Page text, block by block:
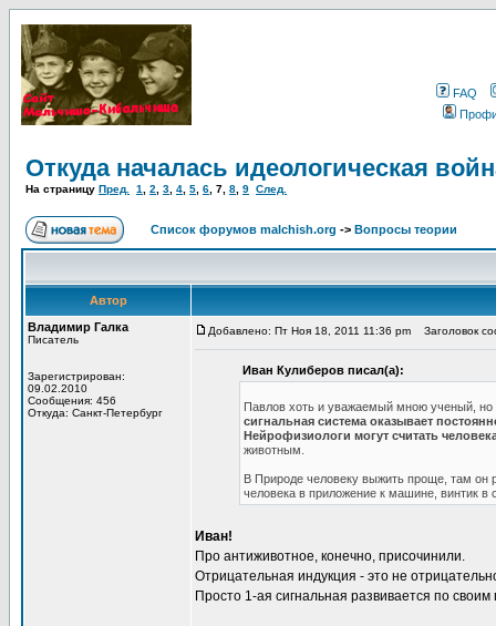
FAQ
Откуда началась идеологическая
На страницу Пред. 1 2 3 4 5 6 7 8 9 След.
Список форумов malchish.org -> Вопросы теории
Автор
Владимир Галка
Писатель
Зарегистрирован:
09.02.2010
Сообщения: 456
Откуда: Санкт-Петербург
Добавлено: Пт Ноя 18, 2011 11:36 pm Заголовок
Иван Кулиберов писал(а):
Павлов хоть и уважаемый мною ученый,
сигнальная система оказывает
Нейрофизиологи могут считать
животным.
В Природе человеку выжить проще, там он
человека в приложение к машине, винтик в
Иван!
Про антиживотное, конечно, присочинили.
Отрицательная индукция - это не
Просто 1-ая сигнальная развивается по